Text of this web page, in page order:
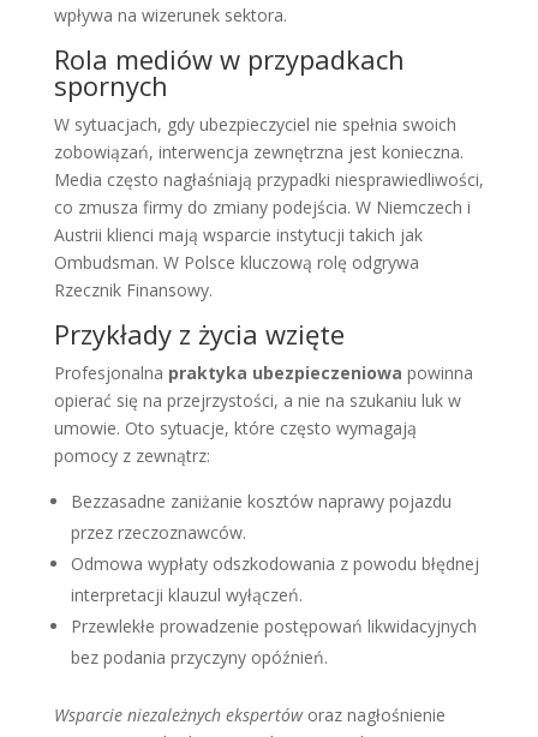
wpływa na wizerunek sektora.
Rola mediów w przypadkach
spornych
W sytuacjach, gdy ubezpieczyciel nie spełnia swoich
zobowiązań, interwencja zewnętrzna jest konieczna.
Media często nagłaśniają przypadki niesprawiedliwości,
co zmusza firmy do zmiany podejścia. W Niemczech i
Austrii klienci mają wsparcie instytucji takich jak
Ombudsman. W Polsce kluczową rolę odgrywa
Rzecznik Finansowy.
Przykłady z życia wzięte
Profesjonalna praktyka ubezpieczeniowa powinna
opierać się na przejrzystości, a nie na szukaniu luk w
umowie. Oto sytuacje, które często wymagają
pomocy z zewnątrz:
Bezzasadne zaniżanie kosztów naprawy pojazdu
przez rzeczoznawców.
Odmowa wypłaty odszkodowania z powodu błędnej
interpretacji klauzul wyłączeń.
Przewlekłe prowadzenie postępowań likwidacyjnych
bez podania przyczyny opóźnień.
Wsparcie niezależnych ekspertóworaz nagłośnienie